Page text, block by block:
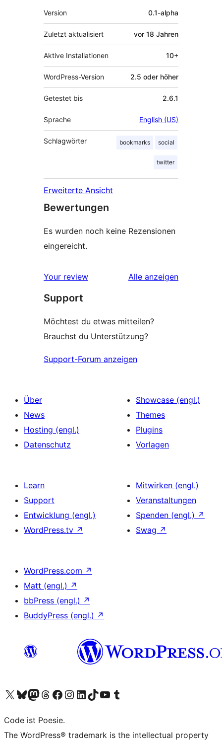
Meta
Version 0.1-alpha
Zuletzt aktualisiert vor 18 Jahren
Aktive Installationen 10+
WordPress-Version 2.5 oder höher
Getestet bis 2.6.1
Sprache English (US)
Schlagwörter bookmarks social
twitter
Erweiterte Ansicht
Bewertungen
Es wurden noch keine Rezensionen
eingereicht.
Your review Alle Rezensionen
anzeigen
Support
Möchtest du etwas mitteilen?
Brauchst du Unterstützung?
Support-Forum anzeigen
Über
News
Hosting (engl.)
Datenschutz
Showcase (engl.)
Themes
Plugins
Vorlagen
Learn
Support
Entwicklung (engl.)
WordPress.tv ↗
Mitwirken (engl.)
Veranstaltungen
Spenden (engl.) ↗
Swag ↗
WordPress.com ↗
Matt (engl.) ↗
bbPress (engl.) ↗
BuddyPress (engl.) ↗
Unser X-Konto (früher Twitter) besuchen
Unser Bluesky-Konto besuchen
Unser Mastodon-Konto besuchen
Unser Threads-Konto besuchen
Unsere Facebook-Seite besuchen
Unser Instagram-Konto besuchen
Unser LinkedIn-Konto besuchen
Unser TikTok-Konto besuchen
Unseren YouTube-Kanal besuchen
Unser Tumblr-Konto besuchen
Code ist Poesie.
The WordPress® trademark is the intellectual property